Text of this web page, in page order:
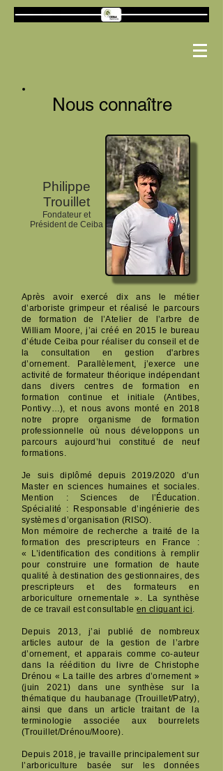
Nous connaître
Philippe
Trouillet
Fondateur et
Président de Ceiba
Après avoir exercé dix ans le métier
d’arboriste grimpeur et réalisé le parcours
de formation de l’Atelier de l’arbre de
William Moore, j’ai créé en 2015 le bureau
d’étude Ceiba pour réaliser du conseil et de
la consultation en gestion d'arbres
d’ornement. Parallèlement, j’exerce une
activité de formateur théorique indépendant
dans divers centres de formation en
formation continue et initiale (Antibes,
Pontivy…), et nous avons monté en 2018
notre propre organisme de formation
professionnelle où nous développons un
parcours aujourd’hui constitué de neuf
formations.
Je suis diplômé depuis 2019/2020 d’un
Master en sciences humaines et sociales.
Mention : Sciences de l’Éducation.
Spécialité : Responsable d’ingénierie des
systèmes d’organisation (RISO).
Mon mémoire de recherche a traité de la
formation des prescripteurs en France :
« L’identification des conditions à remplir
pour construire une formation de haute
qualité à destination des gestionnaires, des
prescripteurs et des formateurs en
arboriculture ornementale ». La synthèse
de ce travail est consultable en cliquant ici.
Depuis 2013, j’ai publié de nombreux
articles autour de la gestion de l’arbre
d’ornement, et apparais comme co-auteur
dans la réédition du livre de Christophe
Drénou « La taille des arbres d’ornement »
(juin 2021) dans une synthèse sur la
thématique du haubanage (Trouillet/Patry),
ainsi que dans un article traitant de la
terminologie associée aux bourrelets
(Trouillet/Drénou/Moore).
Depuis 2018, je travaille principalement sur
l’arboriculture basée sur les données